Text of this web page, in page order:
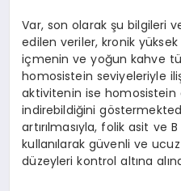
Var, son olarak şu bilgileri
edilen veriler, kronik
içmenin ve yoğun kahve
homosistein seviyeleriyle
aktivitenin ise homosistein
indirebildiğini
artırılmasıyla, folik asit ve
kullanılarak güvenli ve
düzeyleri kontrol altına